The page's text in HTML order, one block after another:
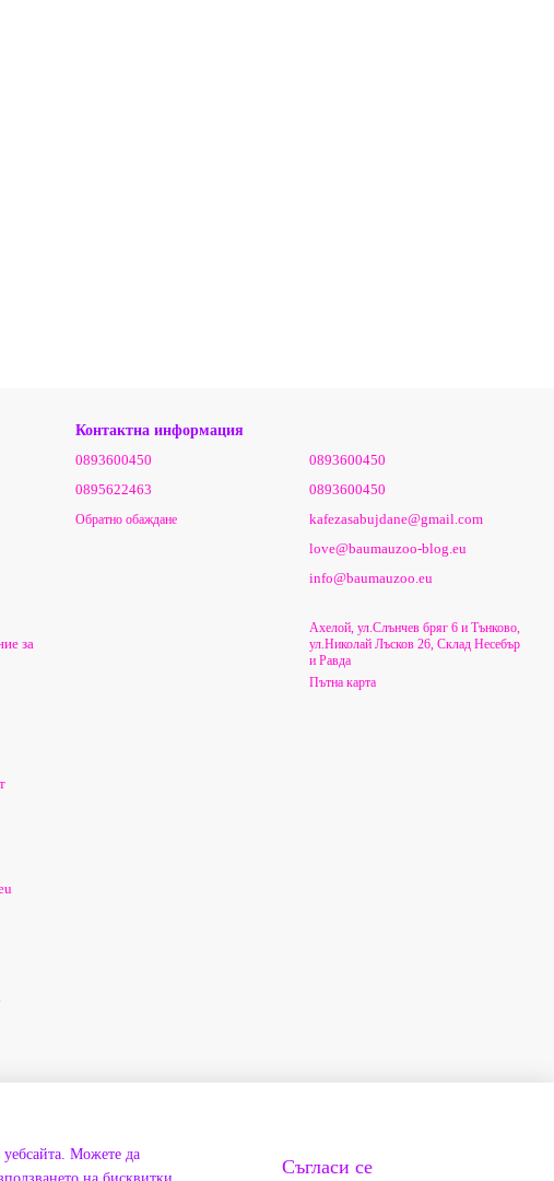
за
Контактна информация
0893600450
0895622463
Обратно обаждане
0893600450
0893600450
kafezasabujdane@gmail.com
love@baumauzoo-blog.eu
info@baumauzoo.eu
Ахелой, ул.Слънчев бряг 6 и Тънково,
ул.Николай Лъсков 26, Склад Несебър
и Равда
Пътна карта
Можете да
Съгласи се